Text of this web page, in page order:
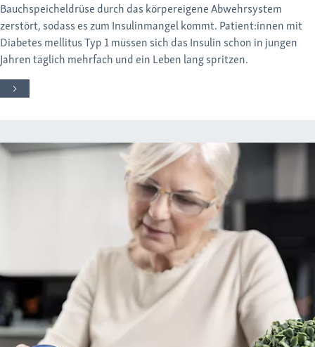
Bauchspeicheldrüse durch das körpereigene Abwehrsystem
zerstört, sodass es zum Insulinmangel kommt. Patient:innen mit
Diabetes mellitus Typ 1 müssen sich das Insulin schon in jungen
Jahren täglich mehrfach und ein Leben lang spritzen.